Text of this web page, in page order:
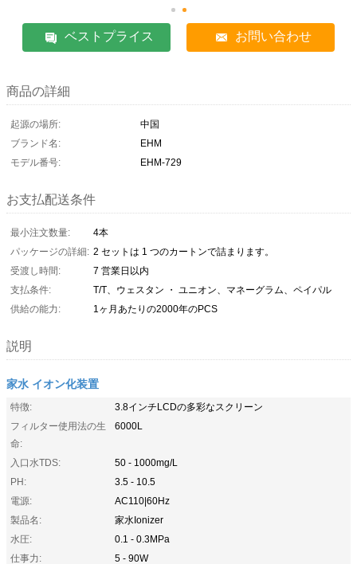
ベストプライス お問い合わせ
商品の詳細
起源の場所:
中国
ブランド名:
EHM
モデル番号:
EHM-729
お支払配送条件
最小注文数量:
4本
パッケージの詳細: 2 セットは 1 つのカートンで詰まります。
受渡し時間:
7 営業日以内
支払条件:
T/T、ウェスタン ・ ユニオン、マネーグラム、ペイパル
供給の能力:
1ヶ月あたりの2000年のPCS
説明
家水 イオン化装置
特徴:
3.8インチLCDの多彩なスクリーン
フィルター使用法の生
命:
6000L
入口水TDS:
50 - 1000mg/L
PH:
3.5 - 10.5
電源:
AC110|60Hz
製品名:
家水Ionizer
水圧:
0.1 - 0.3MPa
仕事力:
5 - 90W